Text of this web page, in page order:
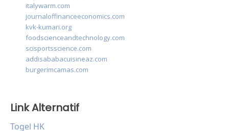
italywarm.com
journaloffinanceeconomics.com
kvk-kumari.org
foodscienceandtechnology.com
scisportsscience.com
addisababacuisineaz.com
burgerimcamas.com
Link Alternatif
Togel HK